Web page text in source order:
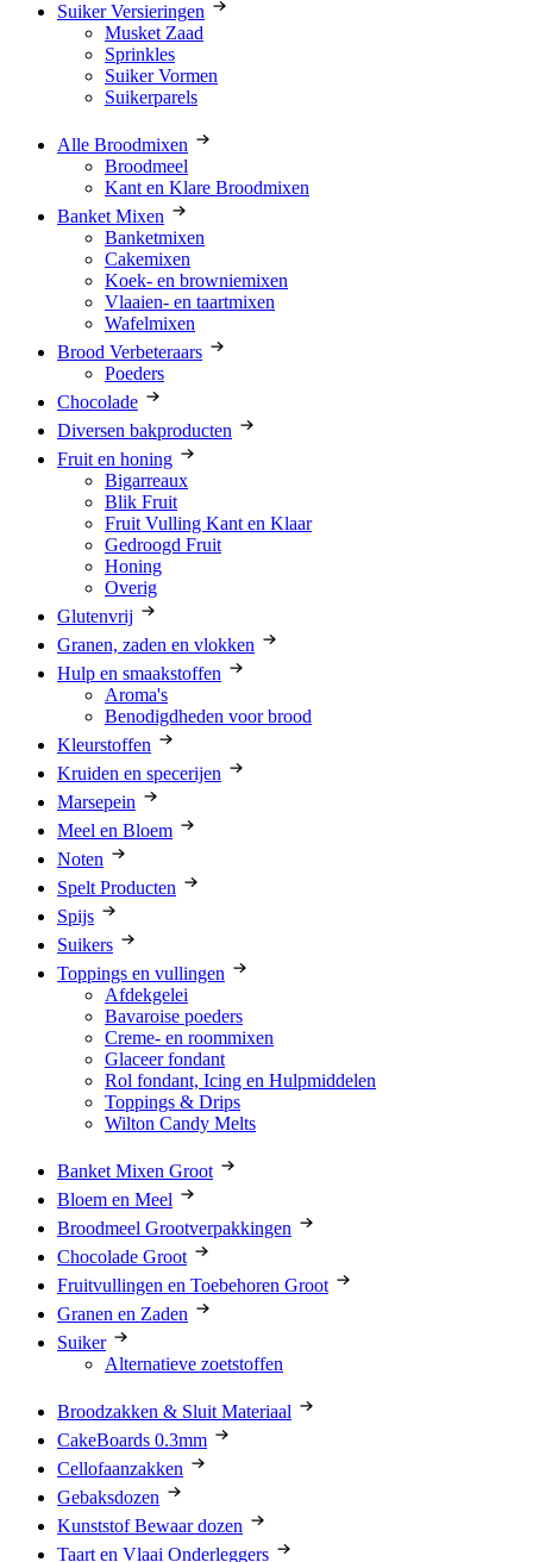
Suiker Versieringen
Musket Zaad
Sprinkles
Suiker Vormen
Suikerparels
Alle Broodmixen
Broodmeel
Kant en Klare Broodmixen
Banket Mixen
Banketmixen
Cakemixen
Koek- en browniemixen
Vlaaien- en taartmixen
Wafelmixen
Brood Verbeteraars
Poeders
Chocolade
Diversen bakproducten
Fruit en honing
Bigarreaux
Blik Fruit
Fruit Vulling Kant en Klaar
Gedroogd Fruit
Honing
Overig
Glutenvrij
Granen, zaden en vlokken
Hulp en smaakstoffen
Aroma's
Benodigdheden voor brood
Kleurstoffen
Kruiden en specerijen
Marsepein
Meel en Bloem
Noten
Spelt Producten
Spijs
Suikers
Toppings en vullingen
Afdekgelei
Bavaroise poeders
Creme- en roommixen
Glaceer fondant
Rol fondant, Icing en Hulpmiddelen
Toppings & Drips
Wilton Candy Melts
Banket Mixen Groot
Bloem en Meel
Broodmeel Grootverpakkingen
Chocolade Groot
Fruitvullingen en Toebehoren Groot
Granen en Zaden
Suiker
Alternatieve zoetstoffen
Broodzakken & Sluit Materiaal
CakeBoards 0.3mm
Cellofaanzakken
Gebaksdozen
Kunststof Bewaar dozen
Taart en Vlaai Onderleggers